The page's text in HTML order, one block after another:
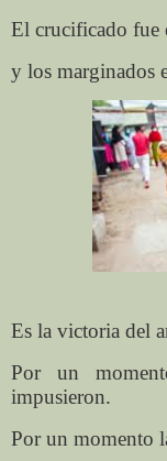
El crucificado fue
y los marginados
Es la victoria del
Por un
impusieron.
Por un momento